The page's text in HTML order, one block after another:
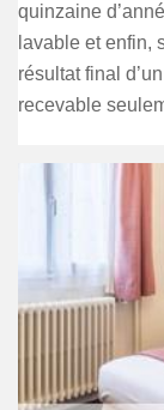
quinzaine
lavable et enfin,
résultat final
recevable